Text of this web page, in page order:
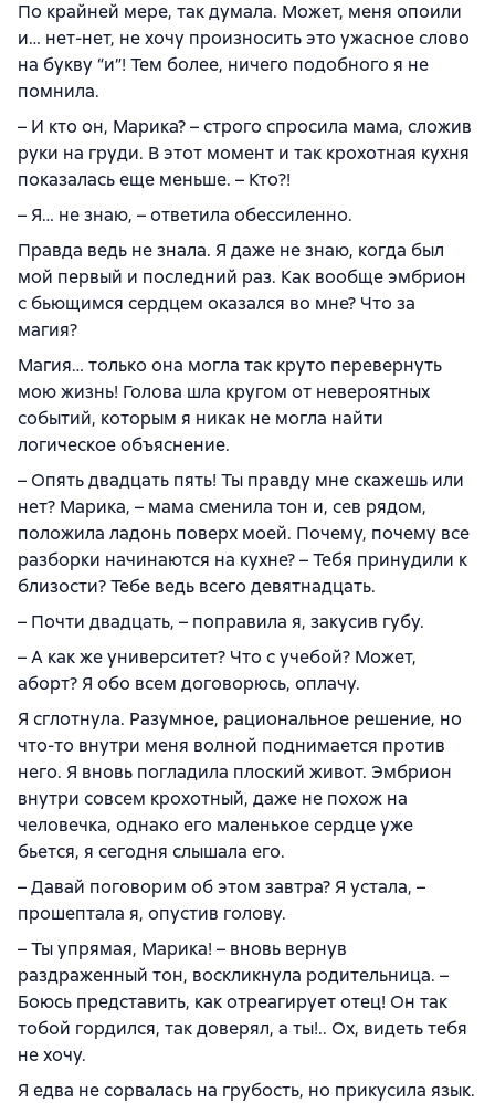
По крайней мере, так думала. Может, меня опоили
и… нет-нет, не хочу произносить это ужасное слово
на букву “и”! Тем более, ничего подобного я не
помнила.
– И кто он, Марика? – строго спросила мама, сложив
руки на груди. В этот момент и так крохотная кухня
показалась еще меньше. – Кто?!
– Я… не знаю, – ответила обессиленно.
Правда ведь не знала. Я даже не знаю, когда был
мой первый и последний раз. Как вообще эмбрион
с бьющимся сердцем оказался во мне? Что за
магия?
Магия… только она могла так круто перевернуть
мою жизнь! Голова шла кругом от невероятных
событий, которым я никак не могла найти
логическое объяснение.
– Опять двадцать пять! Ты правду мне скажешь или
нет? Марика, – мама сменила тон и, сев рядом,
положила ладонь поверх моей. Почему, почему все
разборки начинаются на кухне? – Тебя принудили к
близости? Тебе ведь всего девятнадцать.
– Почти двадцать, – поправила я, закусив губу.
– А как же университет? Что с учебой? Может,
аборт? Я обо всем договорюсь, оплачу.
Я сглотнула. Разумное, рациональное решение, но
что-то внутри меня волной поднимается против
него. Я вновь погладила плоский живот. Эмбрион
внутри совсем крохотный, даже не похож на
человечка, однако его маленькое сердце уже
бьется, я сегодня слышала его.
– Давай поговорим об этом завтра? Я устала, –
прошептала я, опустив голову.
– Ты упрямая, Марика! – вновь вернув
раздраженный тон, воскликнула родительница. –
Боюсь представить, как отреагирует отец! Он так
тобой гордился, так доверял, а ты!.. Ох, видеть тебя
не хочу.
Я едва не сорвалась на грубость, но прикусила язык.